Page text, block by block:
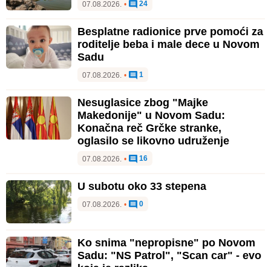
07.08.2026. • 24
Besplatne radionice prve pomoći za
roditelje beba i male dece u Novom
Sadu
07.08.2026. • 1
Nesuglasice zbog "Majke
Makedonije" u Novom Sadu:
Konačna reč Grčke stranke,
oglasilo se likovno udruženje
07.08.2026. • 16
U subotu oko 33 stepena
07.08.2026. • 0
Ko snima "nepropisne" po Novom
Sadu: "NS Patrol", "Scan car" - evo